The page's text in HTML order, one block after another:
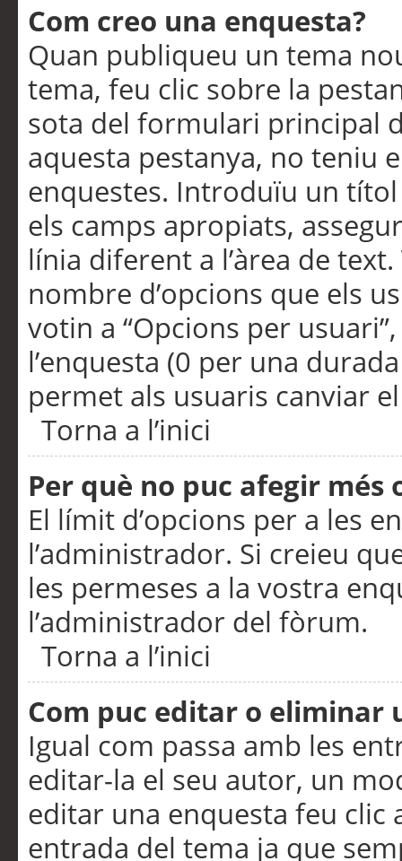
Com creo una enquesta?
Quan publiqueu un tema
tema, feu clic sobre la
sota del formulari principal
aquesta pestanya, no teniu
enquestes. Introduïu un
els camps apropiats,
línia diferent a l’àrea de
nombre d’opcions que els
votin a “Opcions per
l’enquesta (0 per una
permet als usuaris canviar
Torna a l’inici
Per què no puc afegir més
El límit d’opcions per a les
l’administrador. Si creieu
les permeses a la vostra
l’administrador del fòrum.
Torna a l’inici
Com puc editar o eliminar
Igual com passa amb les
editar-la el seu autor, un
editar una enquesta feu clic
entrada del tema ja que